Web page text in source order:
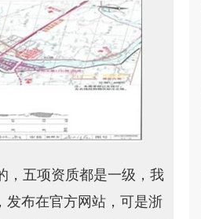
，五项资质都是一级，我
发布在官方网站，可是浙